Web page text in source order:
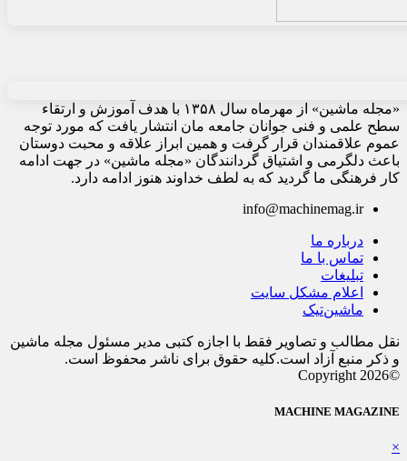
«مجله ماشین» از مهرماه سال ۱۳۵۸ با هدف آموزش و ارتقاء
سطح علمی و فنی جوانان جامعه مان انتشار یافت که مورد توجه
عموم علاقمندان قرار گرفت و همین ابراز علاقه و محبت دوستان
باعث دلگرمی و اشتیاق گردانندگان «مجله ماشین» در جهت ادامه
کار فرهنگی ما گردید که به لطف خداوند هنوز ادامه دارد.
info@machinemag.ir
درباره ما
تماس با ما
تبلیغات
اعلام مشکل سایت
ماشین‌تیک
نقل مطالب و تصاویر فقط با اجازه کتبی مدیر مسئول مجله ماشین
و ذکر منبع آزاد است.کلیه حقوق برای ناشر محفوظ است.
©Copyright 2026
MACHINE MAGAZINE
×